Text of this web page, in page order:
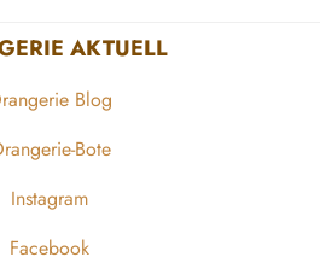
AKTUELL
Blog
Bote
Instagram
Facebook